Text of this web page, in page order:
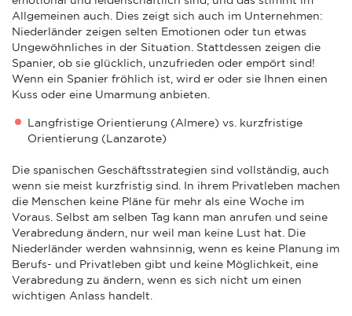
Allgemeinen auch. Dies zeigt sich auch im Unternehmen:
Niederländer zeigen selten Emotionen oder tun etwas
Ungewöhnliches in der Situation. Stattdessen zeigen die
Spanier, ob sie glücklich, unzufrieden oder empört sind!
Wenn ein Spanier fröhlich ist, wird er oder sie Ihnen einen
Kuss oder eine Umarmung anbieten.
Langfristige Orientierung (Almere) vs. kurzfristige
Orientierung (Lanzarote)
Die spanischen Geschäftsstrategien sind vollständig, auch
wenn sie meist kurzfristig sind. In ihrem Privatleben machen
die Menschen keine Pläne für mehr als eine Woche im
Voraus. Selbst am selben Tag kann man anrufen und seine
Verabredung ändern, nur weil man keine Lust hat. Die
Niederländer werden wahnsinnig, wenn es keine Planung im
Berufs- und Privatleben gibt und keine Möglichkeit, eine
Verabredung zu ändern, wenn es sich nicht um einen
wichtigen Anlass handelt.